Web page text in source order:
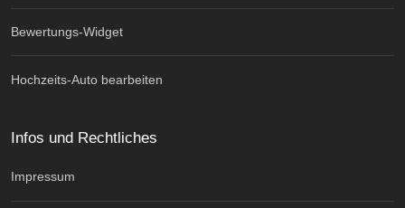
Bewertungs-Widget
Hochzeits-Auto bearbeiten
Infos und Rechtliches
Impressum